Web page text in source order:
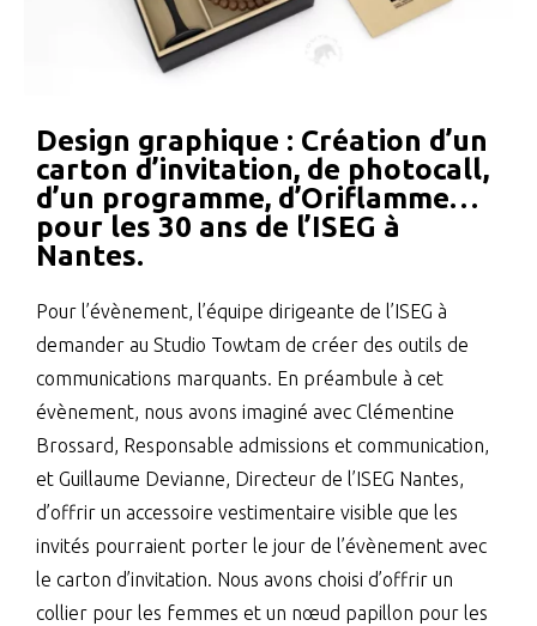
Design graphique : Création d’un
carton d’invitation, de photocall,
d’un programme, d’Oriflamme…
pour les 30 ans de l’ISEG à
Nantes.
Pour l’évènement, l’équipe dirigeante de l’ISEG à
demander au Studio Towtam de créer des outils de
communications marquants. En préambule à cet
évènement, nous avons imaginé avec Clémentine
Brossard, Responsable admissions et communication,
et Guillaume Devianne, Directeur de l’ISEG Nantes,
d’offrir un accessoire vestimentaire visible que les
invités pourraient porter le jour de l’évènement avec
le carton d’invitation. Nous avons choisi d’offrir un
collier pour les femmes et un nœud papillon pour les